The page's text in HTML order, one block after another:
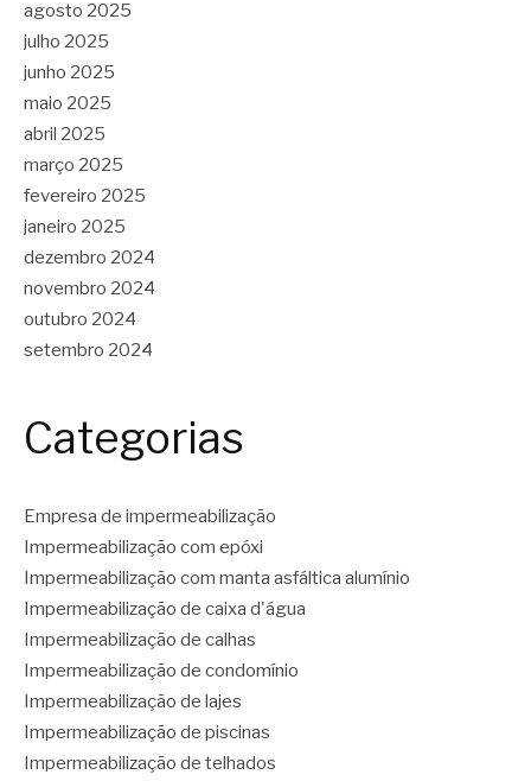
agosto 2025
julho 2025
junho 2025
maio 2025
abril 2025
março 2025
fevereiro 2025
janeiro 2025
dezembro 2024
novembro 2024
outubro 2024
setembro 2024
Categorias
Empresa de impermeabilização
Impermeabilização com epóxi
Impermeabilização com manta asfáltica alumínio
Impermeabilização de caixa d'água
Impermeabilização de calhas
Impermeabilização de condomínio
Impermeabilização de lajes
Impermeabilização de piscinas
Impermeabilização de telhados